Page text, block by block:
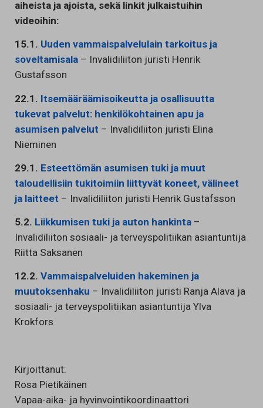
aiheista ja ajoista, sekä linkit julkaistuihin
videoihin:
15.1. Uuden vammaispalvelulain tarkoitus ja
soveltamisala – Invalidiliiton juristi Henrik
Gustafsson
22.1. Itsemääräämisoikeutta ja osallisuutta
tukevat palvelut: henkilökohtainen apu ja
asumisen palvelut – Invalidiliiton juristi Elina
Nieminen
29.1. Esteettömän asumisen tuki ja muut
taloudellisiin tukitoimiin liittyvät koneet, välineet
ja laitteet – Invalidiliiton juristi Henrik Gustafsson
5.2. Liikkumisen tuki ja auton hankinta –
Invalidiliiton sosiaali- ja terveyspolitiikan asiantuntija
Riitta Saksanen
12.2. Vammaispalveluiden hakeminen ja
muutoksenhaku – Invalidiliiton juristi Ranja Alava ja
sosiaali- ja terveyspolitiikan asiantuntija Ylva
Krokfors
Kirjoittanut:
Rosa Pietikäinen
Vapaa-aika- ja hyvinvointikoordinaattori